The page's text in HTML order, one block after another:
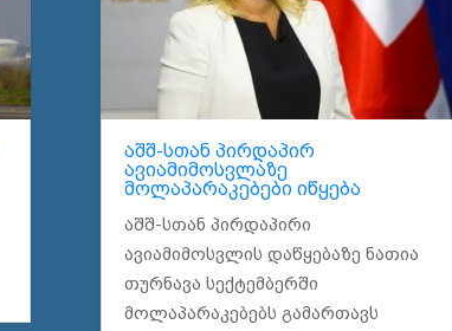
აშშ-სთან პირდაპირ
ავიამიმოსვლაზე
მოლაპარაკებები იწყება
აშშ-სთან პირდაპირი
ავიამიმოსვლის დაწყებაზე ნათია
თურნავა სექტემბერში
მოლაპარაკებებს გამართავს